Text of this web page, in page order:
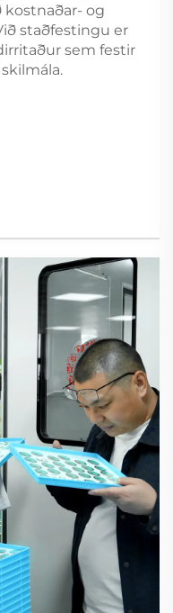
og
staðfestingu er
sem festir